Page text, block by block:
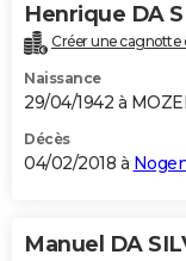
Henrique DA
Créer une cagnotte
Naissance
29/04/1942 à
Décès
04/02/2018 à
Manuel DA